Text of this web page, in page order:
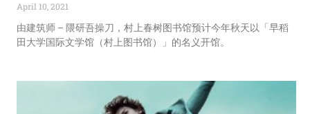
April 10, 2021
由建筑师 – 隈研吾操刀，村上春树图书馆预计今年秋天以「早稻
田大学国际文学馆（村上图书馆）」的名义开馆。